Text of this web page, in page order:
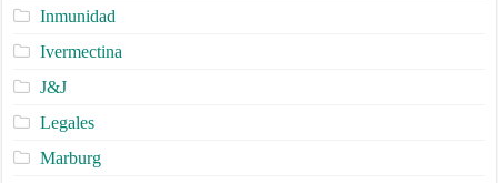
Inmunidad
Ivermectina
J&J
Legales
Marburg